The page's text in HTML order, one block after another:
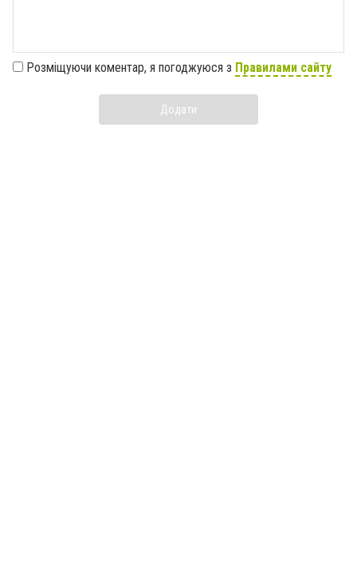
Розміщуючи коментар, я погоджуюся з Правилами сайту
Додати